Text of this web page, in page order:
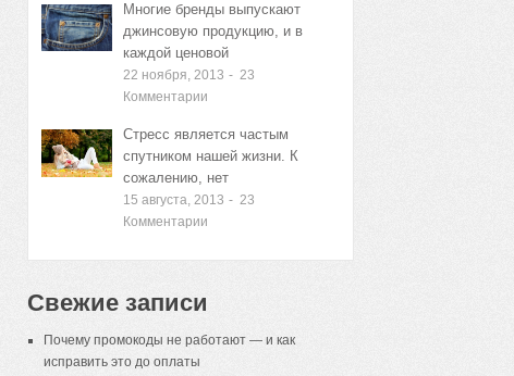
Многие бренды выпускают
джинсовую продукцию, и в
каждой ценовой
22 ноября, 2013 - 23
Комментарии
Стресс является частым
спутником нашей жизни. К
сожалению, нет
15 августа, 2013 - 23
Комментарии
Свежие записи
Почему промокоды не работают — и как
исправить это до оплаты